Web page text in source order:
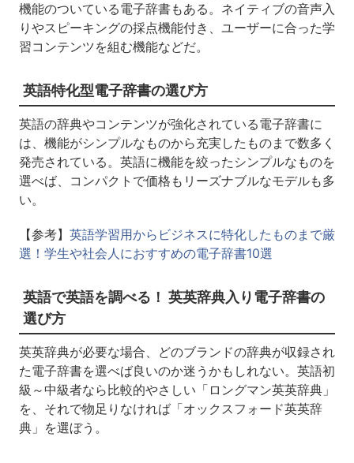
機能のついている電子辞書もある。ネイティブの音声入
りやスピーキングの採点機能付き、ユーザーに合った学
習コンテンツを組む機能などだ。
英語特化型電子辞書の選び方
英語の辞典やコンテンツが強化されている電子辞書に
は、機能がシンプルなものから充実したものまで数多く
発売されている。英語に機能を絞ったシンプルなものを
選べば、コンパクトで価格もリーズナブルなモデルも多
い。
【参考】 英語学習用からビジネスに特化したものまで厳
選！学生や社会人におすすめの電子辞書10選
英語で英語を調べる！ 英英辞典入り電子辞書の
選び方
英英辞典が必要な場合、どのブランドの辞典が収録され
た電子辞書を選べば良いのか迷うかもしれない。英語初
級～中級者なら比較的やさしい「ロングマン英英辞典」
を、それで物足りなければ「オックスフォード英英辞
典」を選ぼう。